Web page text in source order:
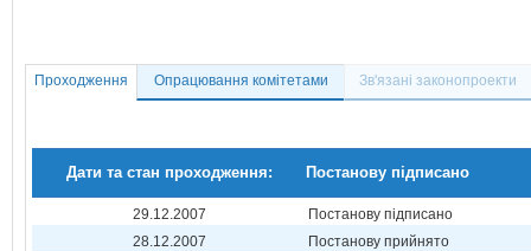
Проходження Опрацювання комітетами Зв'язані законопроекти
Дати та стан проходження: Постанову підписано
29.12.2007
Постанову підписано
28.12.2007
Постанову прийнято